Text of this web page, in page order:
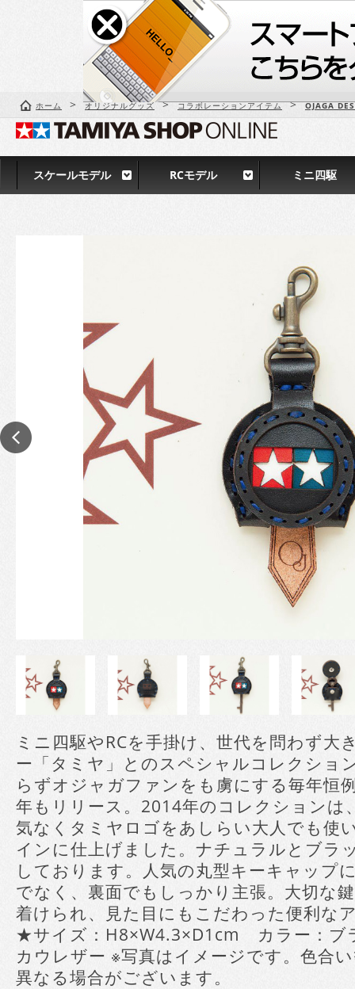
スケールモデル RCモデル ミニ四駆
ホーム > オリジナルグッズ > コラボレーションアイテム > OJAGA
ミニ四駆やRCを手掛け、世代を問わず大
ー「タミヤ」とのスペシャルコレクショ
らずオジャガファンをも虜にする毎年恒
年もリリース。2014年のコレクションは
気なくタミヤロゴをあしらい大人でも使
インに仕上げました。ナチュラルとブラ
しております。人気の丸型キーキャップ
でなく、裏面でもしっかり主張。大切な
着けられ、見た目にもこだわった便利な
★サイズ：H8×W4.3×D1cm カラー：ブ
カウレザー ※写真はイメージです。色合
異なる場合がございます。